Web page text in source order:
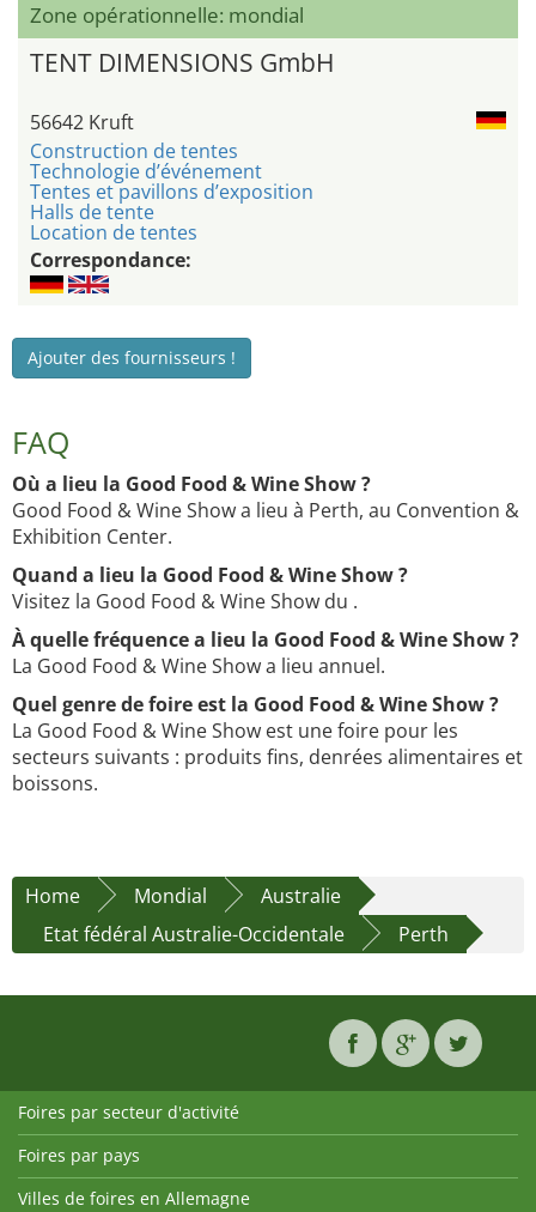
Zone opérationnelle: mondial
TENT DIMENSIONS GmbH
56642 Kruft
Construction de tentes
Technologie d’événement
Tentes et pavillons d’exposition
Halls de tente
Location de tentes
Correspondance:
Ajouter des fournisseurs !
FAQ
Où a lieu la Good Food & Wine Show ?
Good Food & Wine Show a lieu à Perth, au Convention &
Exhibition Center.
Quand a lieu la Good Food & Wine Show ?
Visitez la Good Food & Wine Show du .
À quelle fréquence a lieu la Good Food & Wine Show ?
La Good Food & Wine Show a lieu annuel.
Quel genre de foire est la Good Food & Wine Show ?
La Good Food & Wine Show est une foire pour les
secteurs suivants : produits fins, denrées alimentaires et
boissons.
Home Mondial
Australie
Etat fédéral Australie-Occidentale
Perth
Foires par secteur d'activité
Foires par pays
Villes de foires en Allemagne